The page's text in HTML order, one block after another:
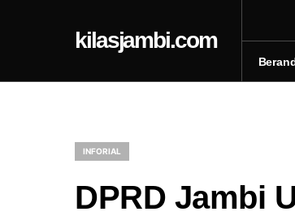
kilasjambi.com
INFORIAL
DPRD Jambi